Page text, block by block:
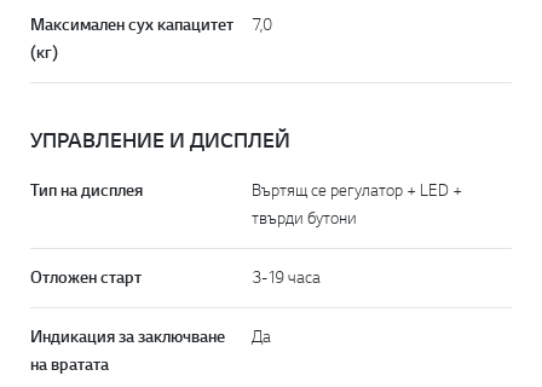
Максимален сух капацитет
(кг)
7,0
УПРАВЛЕНИЕ И ДИСПЛЕЙ
Тип на дисплея
Въртящ се регулатор + LED +
твърди бутони
Отложен старт 3-19 часа
Индикация за заключване
на вратата
Да